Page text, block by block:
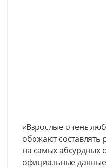
«Взрослые очень
обожают составлять
на самых абсурдных
официальные